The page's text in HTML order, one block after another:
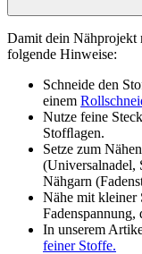
Damit dein Nähprojekt
folgende Hinweise:
Schneide den
einem
Nutze feine
Stofﬂagen.
Setze zum
(Universalnadel,
Nähgarn
Nähe mit kleiner
In unserem
feiner Stoffe.